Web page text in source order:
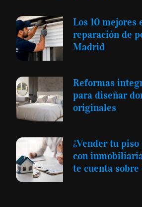
Los 10 mejores
reparación de
Madrid
Reformas
para diseñar
originales
¿Vender tu
con
te cuenta